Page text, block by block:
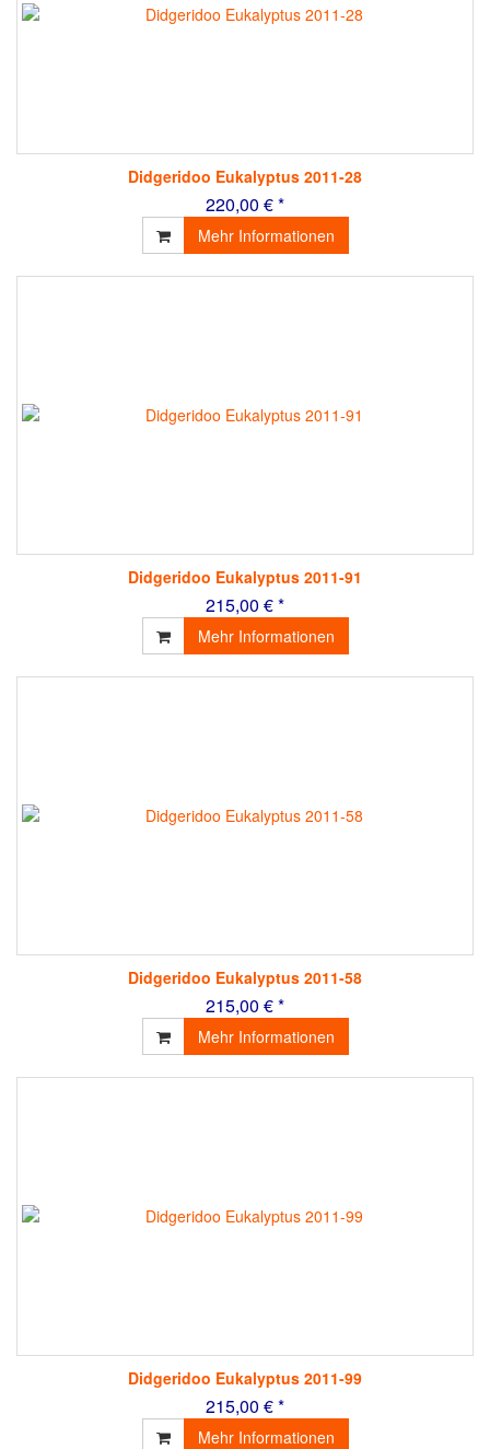
Didgeridoo Eukalyptus 2011-28
220,00 € *
Mehr Informationen
Didgeridoo Eukalyptus 2011-91
215,00 € *
Mehr Informationen
Didgeridoo Eukalyptus 2011-58
215,00 € *
Mehr Informationen
Didgeridoo Eukalyptus 2011-99
215,00 € *
Mehr Informationen